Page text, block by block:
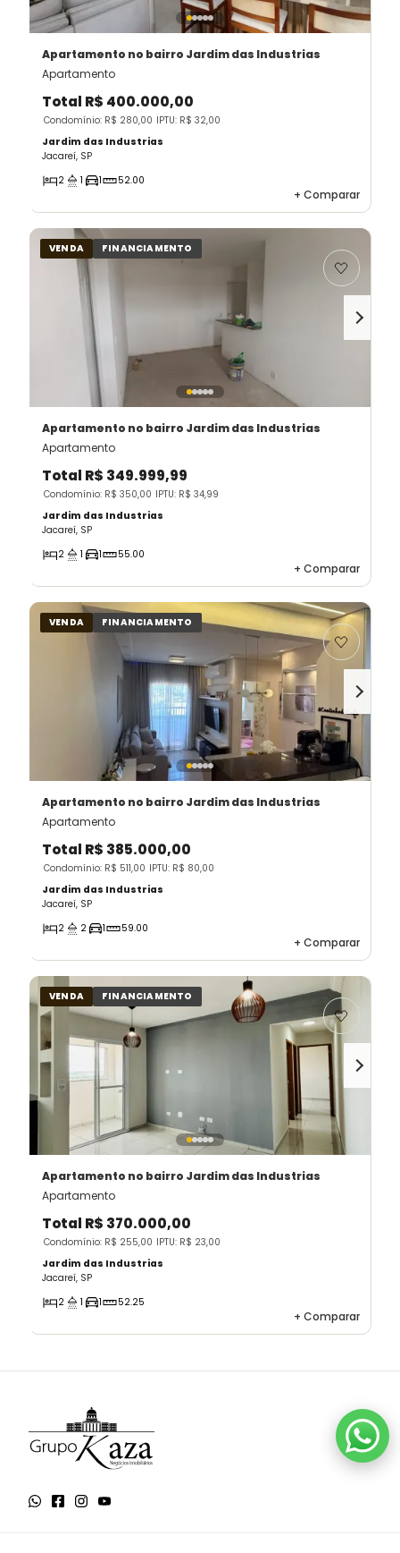
Apartamento no bairro Jardim das Industrias
Apartamento
Total R$ 400.000,00
Condomínio: R$ 280,00 IPTU: R$ 32,00
Jardim das Industrias
Jacareí, SP
2
1 1 52.00
+ Comparar
VENDA FINANCIAMENTO
Apartamento no bairro Jardim das Industrias
Apartamento
Total R$ 349.999,99
Condomínio: R$ 350,00 IPTU: R$ 34,99
Jardim das Industrias
Jacareí, SP
2
1 1 55.00
+ Comparar
VENDA FINANCIAMENTO
Apartamento no bairro Jardim das Industrias
Apartamento
Total R$ 385.000,00
Condomínio: R$ 511,00 IPTU: R$ 80,00
Jardim das Industrias
Jacareí, SP
2
2 1 59.00
+ Comparar
VENDA FINANCIAMENTO
Apartamento no bairro Jardim das Industrias
Apartamento
Total R$ 370.000,00
Condomínio: R$ 255,00 IPTU: R$ 23,00
Jardim das Industrias
Jacareí, SP
2
1 1 52.25
+ Comparar